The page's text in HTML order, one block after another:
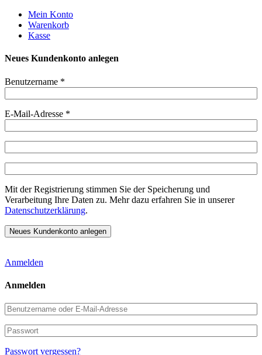
Weiter
zum
Inhalt
Mein Konto
Warenkorb
Kasse
Neues Kundenkonto anlegen
Benutzername *
E-Mail-Adresse *
Mit der Registrierung stimmen Sie der Speicherung und
Verarbeitung Ihre Daten zu. Mehr dazu erfahren Sie in unserer
Datenschutzerklärung.
Anmelden
Anmelden
Benutzername
oder
E-
Mail-
Adresse
Passwort
Passwort vergessen?